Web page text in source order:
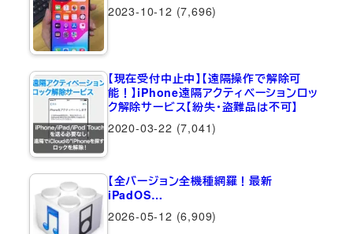
2023-10-12 (7,696)
【現在受付中止中】【遠隔操作で解除可
能！】iPhone遠隔アクティベーションロッ
ク解除サービス【紛失・盗難品は不可】
2020-03-22 (7,041)
【全バージョン全機種網羅！最新
iPadOS…
2026-05-12 (6,909)